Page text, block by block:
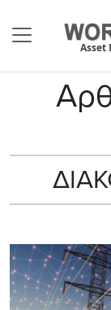
Asset